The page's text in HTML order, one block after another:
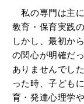
私の専門は主
教育・保育実践
しかし、最初か
の関心が明確だ
ありませんでし
った時、子ども
育・発達心理学